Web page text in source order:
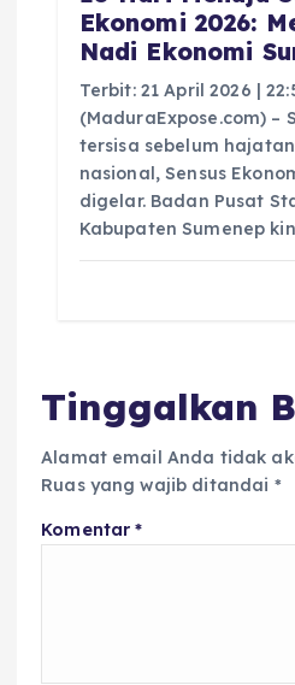
Ekonomi 2026:
Nadi Ekonomi
Terbit: 21 April 2026 |
(MaduraExpose.com) –
tersisa sebelum
nasional, Sensus
digelar. Badan Pusat
Kabupaten Sumenep
Tinggalkan
Alamat email Anda tidak
Ruas yang wajib ditandai *
Komentar*